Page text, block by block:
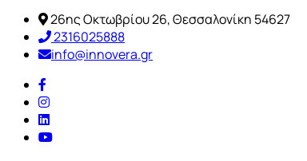
26ης Οκτωβρίου 26, Θεσσαλονίκη 54627
2316025888
info@innovera.gr